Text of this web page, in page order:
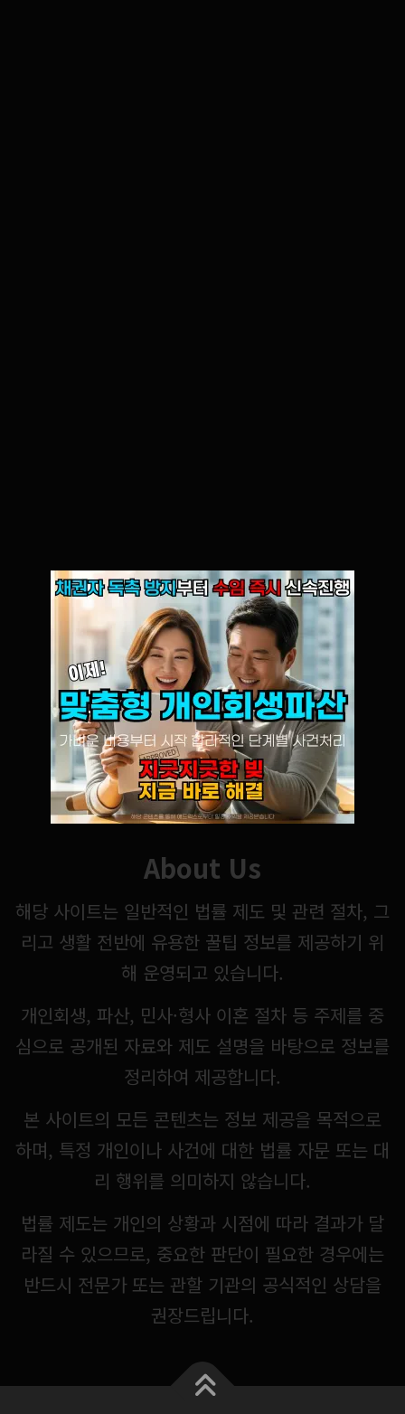
About Us
해당 사이트는 일반적인 법률 제도 및 관련 절차, 그
리고 생활 전반에 유용한 꿀팁 정보를 제공하기 위
해 운영되고 있습니다.
개인회생, 파산, 민사·형사 이혼 절차 등 주제를 중
심으로 공개된 자료와 제도 설명을 바탕으로 정보를
정리하여 제공합니다.
본 사이트의 모든 콘텐츠는 정보 제공을 목적으로
하며, 특정 개인이나 사건에 대한 법률 자문 또는 대
리 행위를 의미하지 않습니다.
법률 제도는 개인의 상황과 시점에 따라 결과가 달
라질 수 있으므로, 중요한 판단이 필요한 경우에는
반드시 전문가 또는 관할 기관의 공식적인 상담을
권장드립니다.